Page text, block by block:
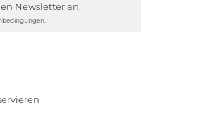
Newsletter an.